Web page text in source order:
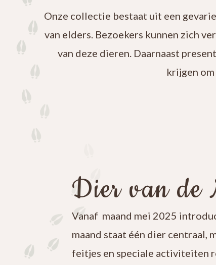
Onze collectie bestaat uit een
van elders. Bezoekers kunnen zich
van deze dieren. Daarnaast
krijgen
Dier van de
Vanaf maand mei 2025
maand staat één dier centraal,
feitjes en speciale activiteiten